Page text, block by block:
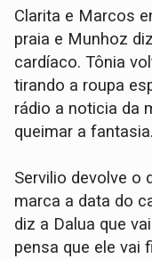
Clarita e Marcos
praia e Munhoz
cardíaco. Tônia
tirando a roupa
rádio a noticia da
queimar a fantasia.
Servilio devolve o
marca a data do
diz a Dalua que
pensa que ele vai